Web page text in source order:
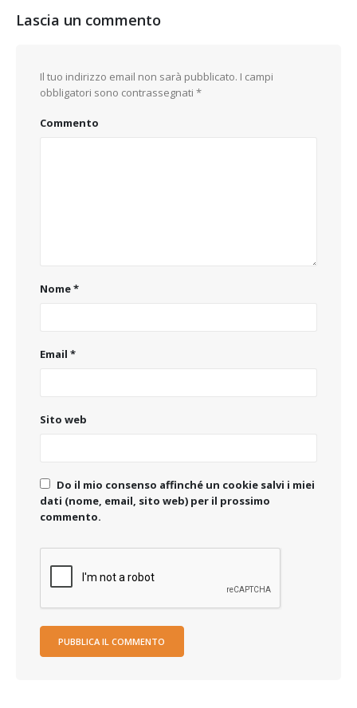
Lascia un commento
Il tuo indirizzo email non sarà pubblicato. I campi
obbligatori sono contrassegnati *
Commento
Nome*
Email *
Sito web
Do il mio consenso affinché un cookie salvi i miei
dati (nome, email, sito web) per il prossimo
commento.